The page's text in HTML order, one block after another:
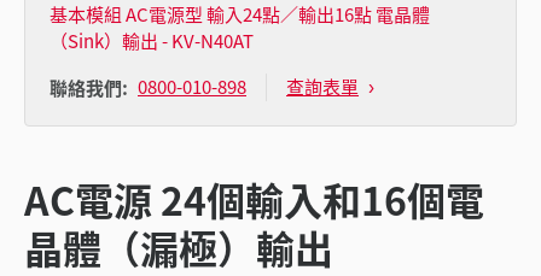
基本模組 AC電源型 輸入24點／輸出16點 電晶體
（Sink）輸出 - KV-N40AT
聯絡我們: 0800-010-898 查詢表單
AC電源 24個輸入和16個電
晶體（漏極）輸出